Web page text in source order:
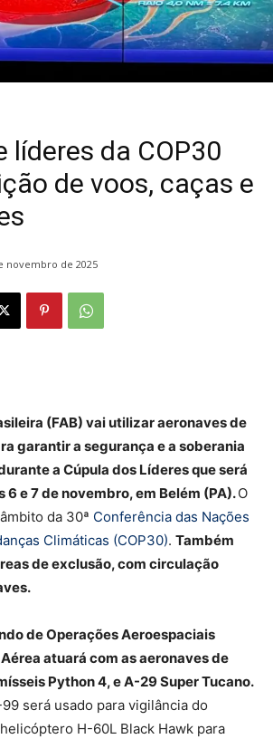
líderes da COP30
de voos, caças e
novembro de 2025
(FAB) vai utilizar aeronaves de
garantir a segurança e a soberania
a Cúpula dos Líderes que será
6 e 7 de novembro, em Belém (PA).O
da 30ª Conferência das Nações
Climáticas (COP30). Também
de exclusão, com circulação
de Operações Aeroespaciais
atuará com as aeronaves de
Python 4, e A-29 Super Tucano.
será usado para vigilância do
H-60L Black Hawk para